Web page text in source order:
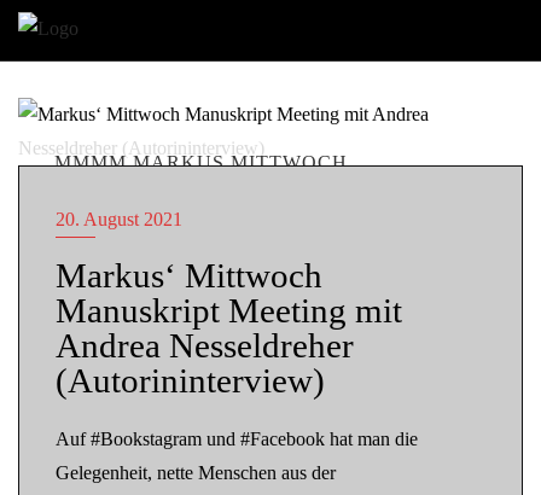
MMMM MARKUS MITTWOCH
20. August 2021
Markus‘ Mittwoch
Manuskript Meeting mit
Andrea Nesseldreher
(Autorininterview)
Auf #Bookstagram und #Facebook hat man die
Gelegenheit, nette Menschen aus der